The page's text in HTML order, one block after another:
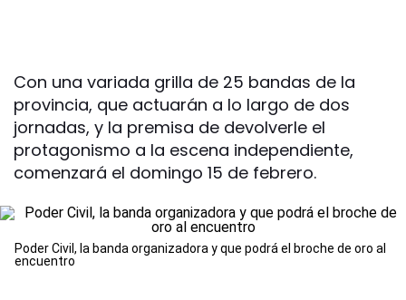
Con una variada grilla de 25 bandas de la
provincia, que actuarán a lo largo de dos
jornadas, y la premisa de devolverle el
protagonismo a la escena independiente,
comenzará el domingo 15 de febrero.
Poder Civil, la banda organizadora y que podrá el broche de oro al
encuentro